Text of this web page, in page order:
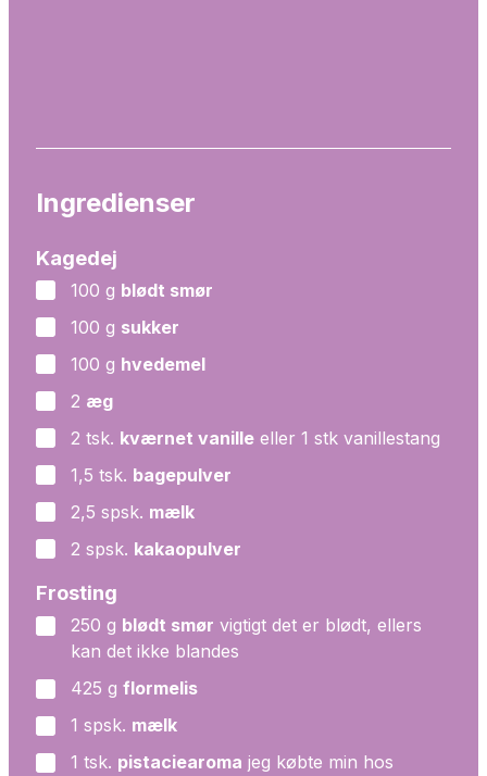
Ingredienser
Kagedej
▢
100 g blødt smør
▢
100 g sukker
▢
100 g hvedemel
▢
2 æg
▢
2 tsk. kværnet vanille eller 1 stk vanillestang
▢
1,5 tsk. bagepulver
▢
2,5 spsk. mælk
▢
2 spsk. kakaopulver
Frosting
▢
250 g blødt smør vigtigt det er blødt, ellers
kan det ikke blandes
▢
425 g flormelis
▢
1 spsk. mælk
▢
1 tsk. pistaciearoma jeg købte min hos